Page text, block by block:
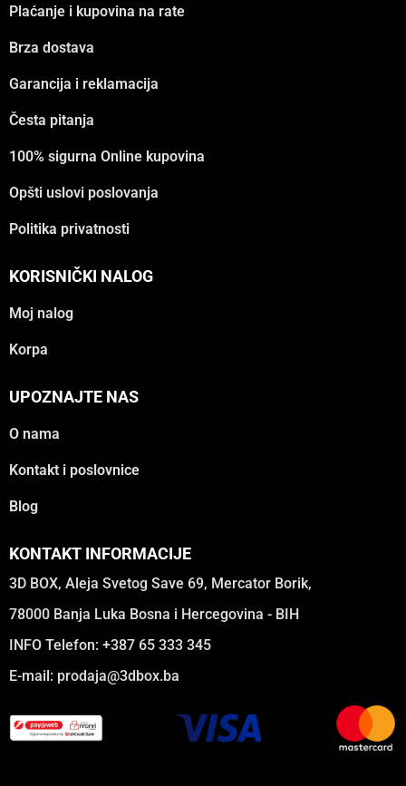
Plaćanje i kupovina na rate
Brza dostava
Garancija i reklamacija
Česta pitanja
100% sigurna Online kupovina
Opšti uslovi poslovanja
Politika privatnosti
KORISNIČKI NALOG
Moj nalog
Korpa
UPOZNAJTE NAS
O nama
Kontakt i poslovnice
Blog
KONTAKT INFORMACIJE
3D BOX, Aleja Svetog Save 69, Mercator Borik,
78000 Banja Luka Bosna i Hercegovina - BIH
INFO Telefon: +387 65 333 345
E-mail: prodaja@3dbox.ba